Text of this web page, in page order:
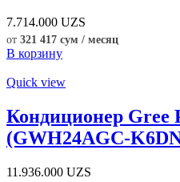
7.714.000 UZS
от 321 417 сум / месяц
В корзину
Quick view
Кондиционер Gree
(GWH24AGC-
11.936.000 UZS